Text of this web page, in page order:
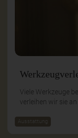
Viele Werkzeuge
verleihen wir sie
Ausstattung